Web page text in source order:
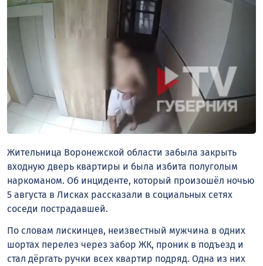
Жительница Воронежской области забыла закрыть
входную дверь квартиры и была избита полуголым
наркоманом. Об инциденте, который произошёл ночью
5 августа в Лисках рассказали в социальных сетях
соседи пострадавшей.
По словам лискинцев, неизвестный мужчина в одних
шортах перелез через забор ЖК, проник в подъезд и
стал дёргать ручки всех квартир подряд. Одна из них